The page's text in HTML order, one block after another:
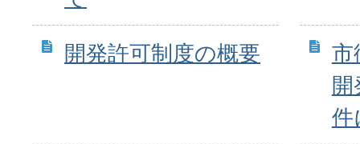
開発許可制度の概要
市
件